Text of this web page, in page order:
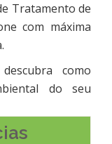
Tratamento de
com máxima
como
do seu